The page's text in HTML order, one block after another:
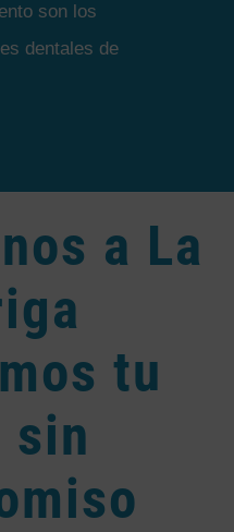
son los
dentales de
a La
tu
sin